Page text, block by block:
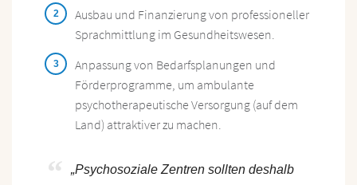
Ausbau und Finanzierung von professioneller
Sprachmittlung im Gesundheitswesen.
Anpassung von Bedarfsplanungen und
Förderprogramme, um ambulante
psychotherapeutische Versorgung (auf dem
Land) attraktiver zu machen.
„Psychosoziale Zentren sollten deshalb